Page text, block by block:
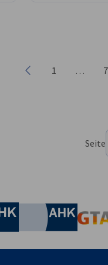
Vorherige
1 … 7
Seite
Industrie- und
Industrie- undAHK.de